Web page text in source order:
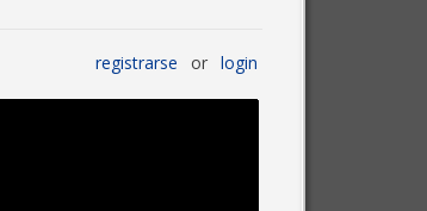
registrarse or login